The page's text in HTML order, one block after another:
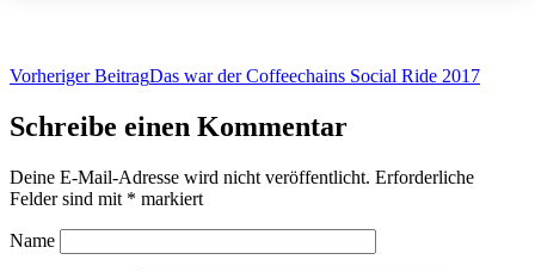
Vorheriger BeitragDas war der Coffeechains Social Ride 2017
Schreibe einen Kommentar
Deine E-Mail-Adresse wird nicht veröffentlicht. Erforderliche
Felder sind mit * markiert
Name